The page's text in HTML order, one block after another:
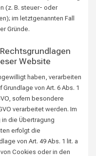
(z. B. steuer- oder
im letztgenannten Fall
Gründe.
Website
haben, verarbeiten
von Art. 6 Abs. 1
sofern besondere
verarbeitet werden. Im
die Übertragung
erfolgt die
von Art. 49 Abs. 1 lit. a
Cookies oder in den